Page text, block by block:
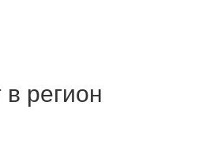
регион